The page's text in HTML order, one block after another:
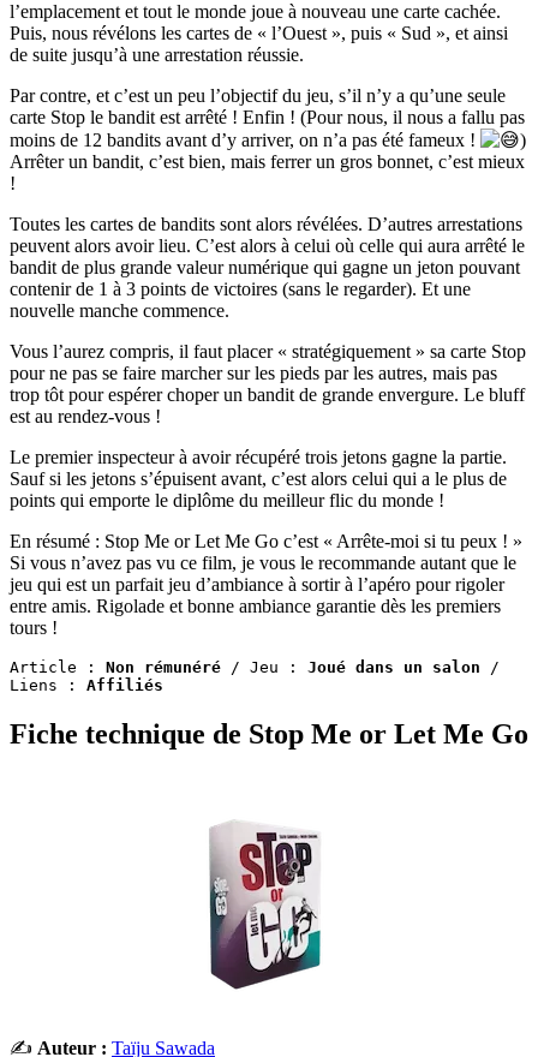
l’emplacement et tout le monde joue à nouveau une carte cachée.
Puis, nous révélons les cartes de « l’Ouest », puis « Sud », et ainsi
de suite jusqu’à une arrestation réussie.
Par contre, et c’est un peu l’objectif du jeu, s’il n’y a qu’une seule
carte Stop le bandit est arrêté ! Enfin ! (Pour nous, il nous a fallu pas
moins de 12 bandits avant d’y arriver, on n’a pas été fameux !
)
Arrêter un bandit, c’est bien, mais ferrer un gros bonnet, c’est mieux
!
Toutes les cartes de bandits sont alors révélées. D’autres arrestations
peuvent alors avoir lieu. C’est alors à celui où celle qui aura arrêté le
bandit de plus grande valeur numérique qui gagne un jeton pouvant
contenir de 1 à 3 points de victoires (sans le regarder). Et une
nouvelle manche commence.
Vous l’aurez compris, il faut placer « stratégiquement » sa carte Stop
pour ne pas se faire marcher sur les pieds par les autres, mais pas
trop tôt pour espérer choper un bandit de grande envergure. Le bluff
est au rendez-vous !
Le premier inspecteur à avoir récupéré trois jetons gagne la partie.
Sauf si les jetons s’épuisent avant, c’est alors celui qui a le plus de
points qui emporte le diplôme du meilleur flic du monde !
En résumé : Stop Me or Let Me Go c’est « Arrête-moi si tu peux ! »
Si vous n’avez pas vu ce film, je vous le recommande autant que le
jeu qui est un parfait jeu d’ambiance à sortir à l’apéro pour rigoler
entre amis. Rigolade et bonne ambiance garantie dès les premiers
tours !
Article : Non rémunéré / Jeu : Joué dans un salon /
Liens : Affiliés
Fiche technique de Stop Me or Let Me Go
✍️ Auteur : Taïju Sawada